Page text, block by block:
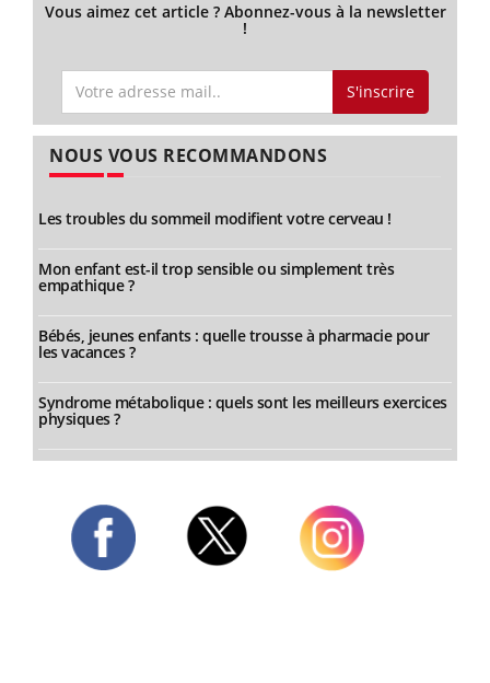
Vous aimez cet article ? Abonnez-vous à la newsletter
!
S'inscrire
NOUS VOUS RECOMMANDONS
Les troubles du sommeil modifient votre cerveau !
Mon enfant est-il trop sensible ou simplement très
empathique ?
Bébés, jeunes enfants : quelle trousse à pharmacie pour
les vacances ?
Syndrome métabolique : quels sont les meilleurs exercices
physiques ?